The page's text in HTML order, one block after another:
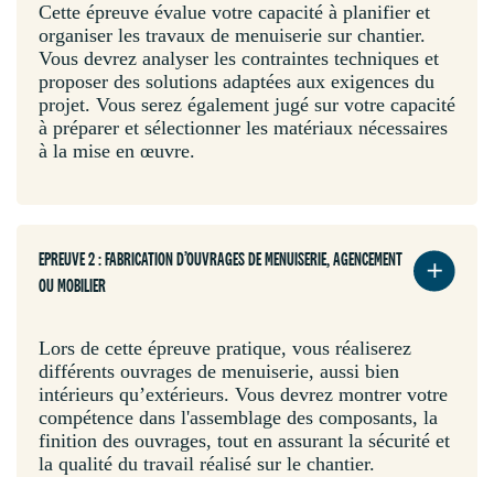
Cette épreuve évalue votre capacité à planifier et
organiser les travaux de menuiserie sur chantier.
Vous devrez analyser les contraintes techniques et
proposer des solutions adaptées aux exigences du
projet. Vous serez également jugé sur votre capacité
à préparer et sélectionner les matériaux nécessaires
à la mise en œuvre.
EPREUVE 2 : FABRICATION D’OUVRAGES DE MENUISERIE, AGENCEMENT
OU MOBILIER
Lors de cette épreuve pratique, vous réaliserez
différents ouvrages de menuiserie, aussi bien
intérieurs qu’extérieurs. Vous devrez montrer votre
compétence dans l'assemblage des composants, la
finition des ouvrages, tout en assurant la sécurité et
la qualité du travail réalisé sur le chantier.